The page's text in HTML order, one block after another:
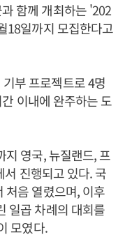
함께 개최하는 '202
18일까지 모집한다고
부 프로젝트로 4명
이내에 완주하는 도
지 영국, 뉴질랜드, 프
진행되고 있다. 국
처음 열렸으며, 이후
일곱 차례의 대회를
모였다.